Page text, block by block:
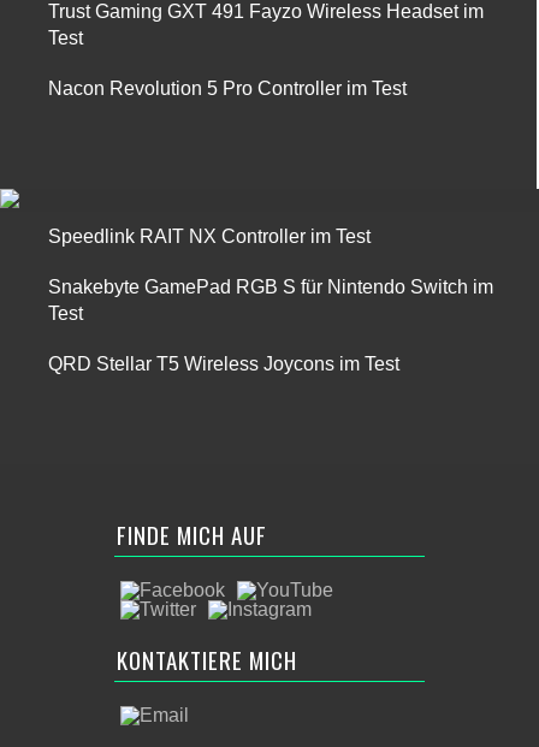
Trust Gaming GXT 491 Fayzo Wireless Headset im
Test
Nacon Revolution 5 Pro Controller im Test
Speedlink RAIT NX Controller im Test
Snakebyte GamePad RGB S für Nintendo Switch im
Test
QRD Stellar T5 Wireless Joycons im Test
FINDE MICH AUF
KONTAKTIERE MICH